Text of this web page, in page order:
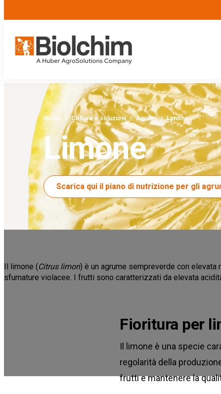
Home / Colture e soluzioni / Agrumi / Limone
Limone
Scarica qui il piano di nutrizione per gli
Il limone (Citrus limon) è un agrume sempreverde con
sfumature violacee. I frutti sono caratterizzati da elevata
Fioritura per
Il limone è una specie
regolarità della
frutti e mantenere la